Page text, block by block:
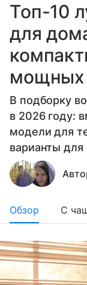
Топ-10
для
мощных
В подборку
в 2026 году:
модели для
варианты для
Обзор С